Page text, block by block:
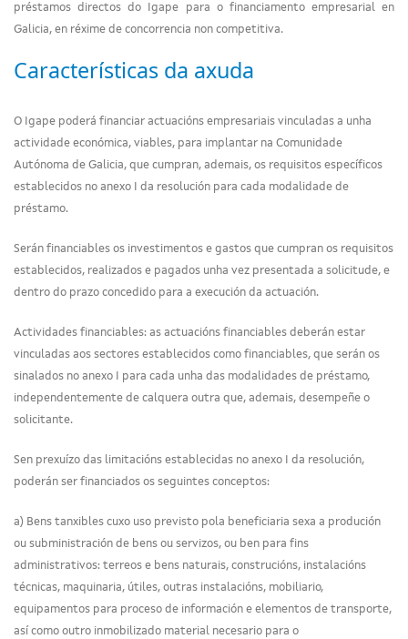
préstamos directos do Igape para o financiamento empresarial en
Galicia, en réxime de concorrencia non competitiva.
Características da axuda
O Igape poderá financiar actuacións empresariais vinculadas a unha
actividade económica, viables, para implantar na Comunidade
Autónoma de Galicia, que cumpran, ademais, os requisitos específicos
establecidos no anexo I da resolución para cada modalidade de
préstamo.
Serán financiables os investimentos e gastos que cumpran os requisitos
establecidos, realizados e pagados unha vez presentada a solicitude, e
dentro do prazo concedido para a execución da actuación.
Actividades financiables: as actuacións financiables deberán estar
vinculadas aos sectores establecidos como financiables, que serán os
sinalados no anexo I para cada unha das modalidades de préstamo,
independentemente de calquera outra que, ademais, desempeñe o
solicitante.
Sen prexuízo das limitacións establecidas no anexo I da resolución,
poderán ser financiados os seguintes conceptos:
a) Bens tanxibles cuxo uso previsto pola beneficiaria sexa a produción
ou subministración de bens ou servizos, ou ben para fins
administrativos: terreos e bens naturais, construcións, instalacións
técnicas, maquinaria, útiles, outras instalacións, mobiliario,
equipamentos para proceso de información e elementos de transporte,
así como outro inmobilizado material necesario para o